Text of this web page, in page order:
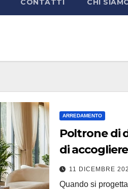
CONTATTI CHI
ARREDAMENTO
Poltrone di
di
11 DICEMBRE
Quando si